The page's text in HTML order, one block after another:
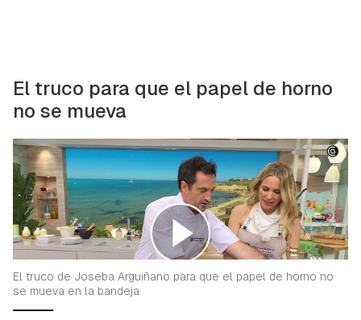
El truco para que el papel de horno
no se mueva
El truco de Joseba Arguiñano para que el papel de horno no
se mueva en la bandeja